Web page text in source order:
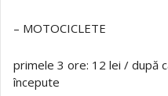
– MOTOCICLETE
primele 3 ore: 12 lei / după
începute